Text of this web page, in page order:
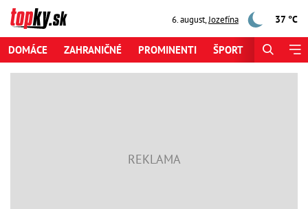
6. august,Jozefína 37 °C
DOMÁCE ZAHRANIČNÉ PROMINENTI ŠPORT